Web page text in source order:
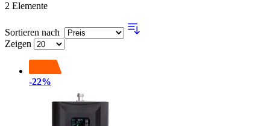
2 Elemente
Sortieren nach
Zeigen
-22%